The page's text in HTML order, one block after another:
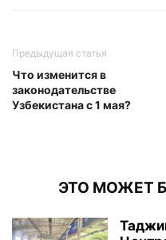
Предыдущая статья
Что изменится в
законодательстве
Узбекистана с 1 мая?
ЭТО МОЖЕТ